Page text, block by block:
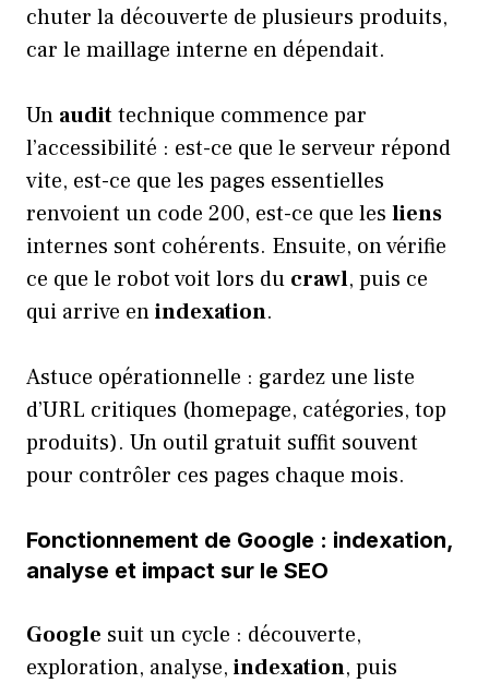
chuter la découverte de plusieurs produits,
car le maillage interne en dépendait.
Un audittechnique commence par
l’accessibilité : est-ce que le serveur répond
vite, est-ce que les pages essentielles
renvoient un code 200, est-ce que les liens
internes sont cohérents. Ensuite, on vérifie
ce que le robot voit lors du crawl, puis ce
qui arrive enindexation.
Astuce opérationnelle : gardez une liste
d’URL critiques (homepage, catégories, top
produits). Un outil gratuit suffit souvent
pour contrôler ces pages chaque mois.
Fonctionnement de Google : indexation,
analyse et impact sur le SEO
Google suit un cycle : découverte,
exploration, analyse, indexation, puis